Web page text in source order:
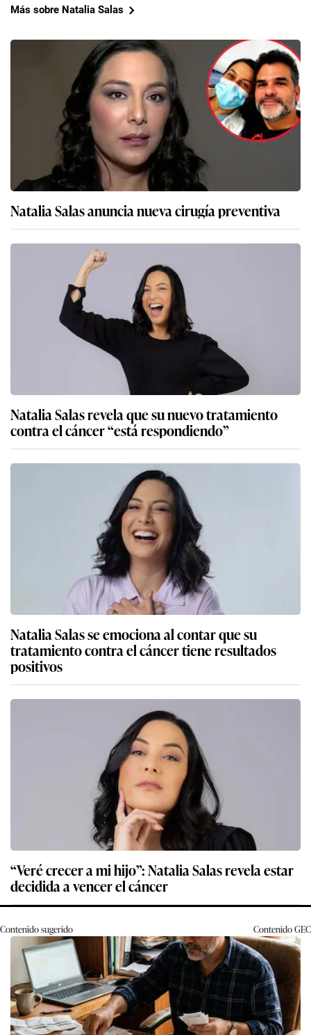
Más sobre Natalia Salas
Natalia Salas anuncia nueva cirugía preventiva
Natalia Salas revela que su nuevo tratamiento
contra el cáncer “está respondiendo”
Natalia Salas se emociona al contar que su
tratamiento contra el cáncer tiene resultados
positivos
“Veré crecer a mi hijo”: Natalia Salas revela estar
decidida a vencer el cáncer
Contenido sugerido ContenidoGEC